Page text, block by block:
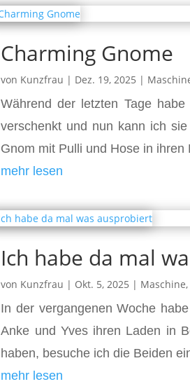
Charming Gnome
von Kunzfrau | Dez. 19, 2025 |
Während der letzten Tage
verschenkt und nun kann ich
Gnom mit Pulli und Hose in
mehr lesen
Ich habe da mal
von Kunzfrau | Okt. 5, 2025 | Maschine
In der vergangenen Woche
Anke und Yves ihren Laden in
haben, besuche ich die Beiden
mehr lesen